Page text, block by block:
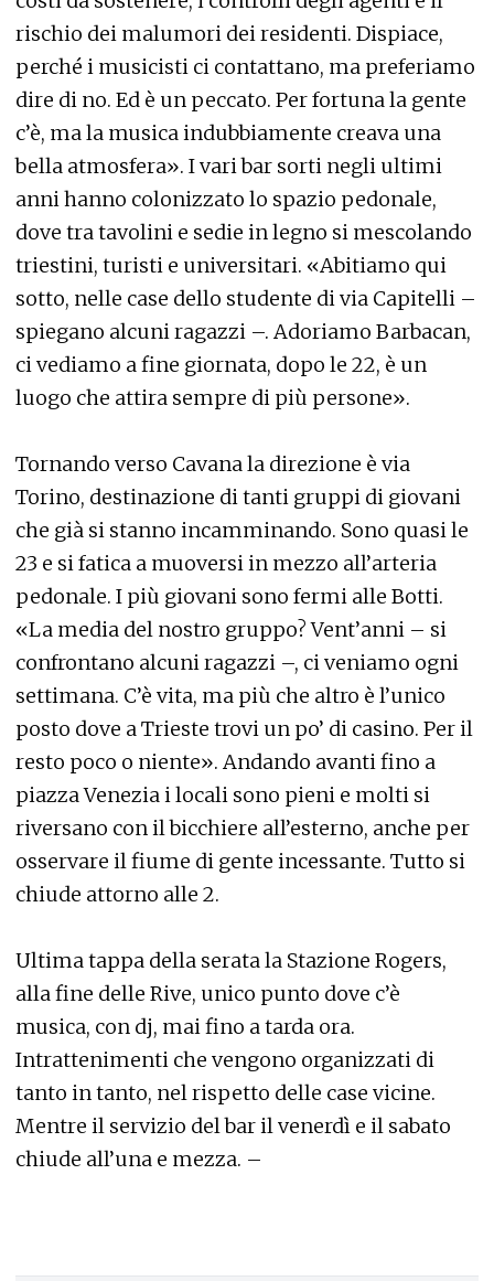
rischio dei malumori dei residenti. Dispiace,
perché i musicisti ci contattano, ma preferiamo
dire di no. Ed è un peccato. Per fortuna la gente
c’è, ma la musica indubbiamente creava una
bella atmosfera». I vari bar sorti negli ultimi
anni hanno colonizzato lo spazio pedonale,
dove tra tavolini e sedie in legno si mescolando
triestini, turisti e universitari. «Abitiamo qui
sotto, nelle case dello studente di via Capitelli –
spiegano alcuni ragazzi –. Adoriamo Barbacan,
ci vediamo a fine giornata, dopo le 22, è un
luogo che attira sempre di più persone».
Tornando verso Cavana la direzione è via
Torino, destinazione di tanti gruppi di giovani
che già si stanno incamminando. Sono quasi le
23 e si fatica a muoversi in mezzo all’arteria
pedonale. I più giovani sono fermi alle Botti.
«La media del nostro gruppo? Vent’anni – si
confrontano alcuni ragazzi –, ci veniamo ogni
settimana. C’è vita, ma più che altro è l’unico
posto dove a Trieste trovi un po’ di casino. Per il
resto poco o niente». Andando avanti fino a
piazza Venezia i locali sono pieni e molti si
riversano con il bicchiere all’esterno, anche per
osservare il fiume di gente incessante. Tutto si
chiude attorno alle 2.
Ultima tappa della serata la Stazione Rogers,
alla fine delle Rive, unico punto dove c’è
musica, con dj, mai fino a tarda ora.
Intrattenimenti che vengono organizzati di
tanto in tanto, nel rispetto delle case vicine.
Mentre il servizio del bar il venerdì e il sabato
chiude all’una e mezza. –